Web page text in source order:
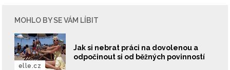
MOHLO BY SE VÁM LÍBIT
Jak si nebrat práci na dovolenou a
odpočinout si od běžných povinností
elle.cz